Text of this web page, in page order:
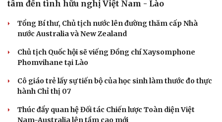
tâm đến tình hữu nghị Việt Nam - Lào
Tổng Bí thư, Chủ tịch nước lên đường thăm cấp Nhà
nước Australia và New Zealand
Chủ tịch Quốc hội sẽ viếng Đồng chí Xaysomphone
Phomvihane tại Lào
Cô giáo trẻ lấy sự tiến bộ của học sinh làm thước đo thực
hành Chỉ thị 07
Thúc đẩy quan hệ Đối tác Chiến lược Toàn diện Việt
Nam-Australia lên tầm cao mới